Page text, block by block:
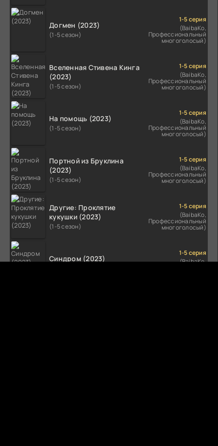
Догмен (2023)
(1-5 сезон)
1-5 серия
(BaibaKo,
Профессиональный
многоголосый)
Вселенная Стивена Кинга
(2023)
(1-5 сезон)
1-5 серия
(BaibaKo,
Профессиональный
многоголосый)
На помощь (2023)
(1-5 сезон)
1-5 серия
(BaibaKo,
Профессиональный
многоголосый)
Портной из Бруклина
(2023)
(1-5 сезон)
1-5 серия
(BaibaKo,
Профессиональный
многоголосый)
Другие: Проклятие
кукушки (2023)
(1-5 сезон)
1-5 серия
(BaibaKo,
Профессиональный
многоголосый)
Синдром (2023)
1-5 серия
(BaibaKo,